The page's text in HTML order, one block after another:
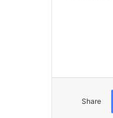
Share